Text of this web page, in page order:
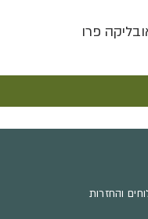
פרו
והחזרות